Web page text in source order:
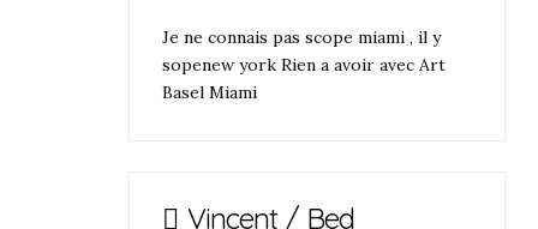
Je ne connais pas scope miami , il y
sopenew york Rien a avoir avec Art
Basel Miami
Vincent / Bed